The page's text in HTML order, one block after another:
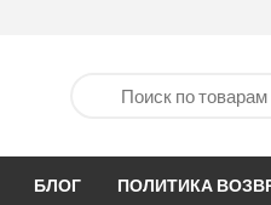
БЛОГ ПОЛИТИКА